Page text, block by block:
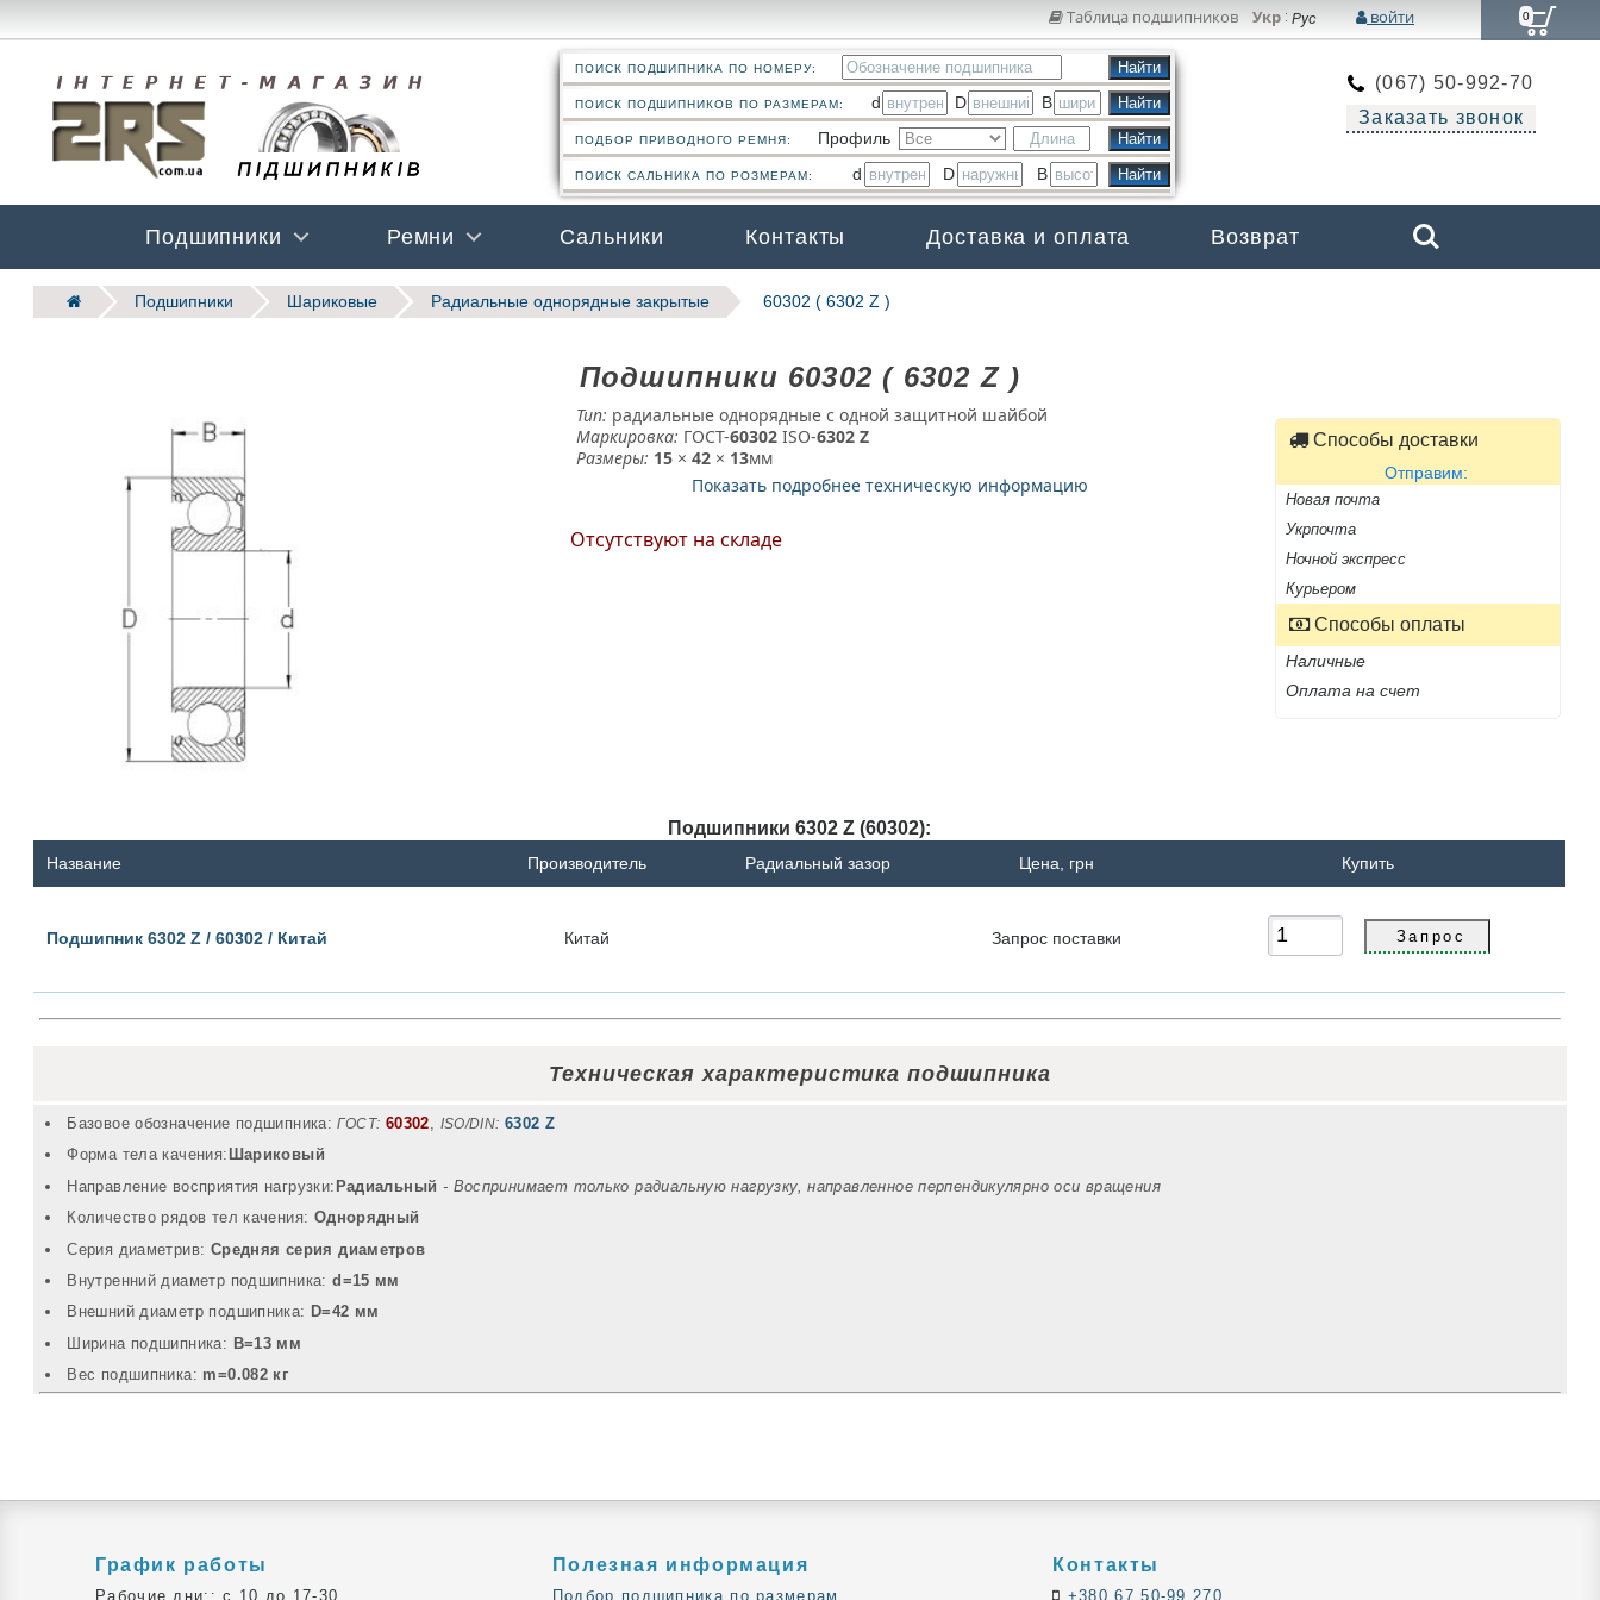
Таблица подшипников Укр: Рус войти
(067) 50-992-70
Заказать звонок
ПОИСК ПОДШИПНИКА ПО НОМЕРУ:
ПОИСК ПОДШИПНИКОВ ПО РАЗМЕРАМ: d D B
ПОДБОР ПРИВОДНОГО РЕМНЯ: Профиль
ПОИСК САЛЬНИКА ПО РОЗМЕРАМ: d D B
Подшипники Ремни Сальники Контакты Доставка и оплата Возврат
Search
0
Подшипники Шариковые Радиальные однорядные закрытые 60302 ( 6302 Z )
Подшипники 60302 ( 6302 Z )
Тип: радиальные однорядные с одной защитной шайбой
Маркировка: ГОСТ-60302­ ISO-6302 Z
Размеры: 15× 42× 13мм
Показать подробнее техническую информацию
Отсутствуют на складе
Способы доставки
Отправим:
Новая почта
Укрпочта
Ночной экспресс
Курьером
Способы оплаты
Наличные
Оплата на счет
Подшипники 6302 Z (60302):
Название Производитель Радиальный зазор Цена, грн Купить
Подшипник 6302 Z / 60302 / Китай Китай Запрос поставки
Техническая характеристика подшипника
Базовое обозначение подшипника: ГОСТ: 60302, ISO/DIN: 6302 Z
Форма тела качения: Шариковый
Направление восприятия нагрузки: Радиальный - Воспринимает только радиальную нагрузку, направленное перпендикулярно оси вращения
Количество рядов тел качения: Однорядный
Серия диаметрив: Средняя серия диаметров
Внутренний диаметр подшипника:d=15 мм
Внешний диаметр подшипника: D=42 мм
Ширина подшипника: B=13 мм
Вec подшипника: m=0.082 кг
График работы
Рабочие дни:: c 10 до 17-30
Полезная информация
Подбор подшипника по размерам
Контакты
+380 67 50-99 270